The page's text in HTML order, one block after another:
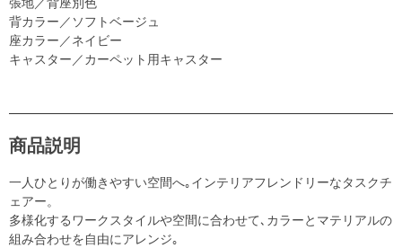
背カラー／ソフトベージュ
座カラー／ネイビー
キャスター／カーペット用キャスター
商品説明
一人ひとりが働きやすい空間へ｡インテリアフレンドリーなタスクチ
ェアー。
多様化するワークスタイルや空間に合わせて､カラーとマテリアルの
組み合わせを自由にアレンジ｡